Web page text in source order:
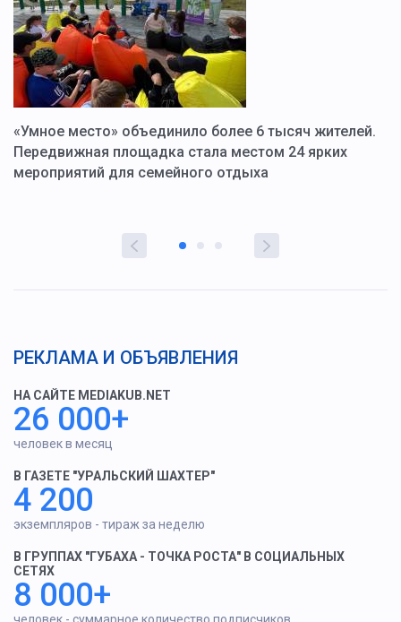
«Умное место» объединило более 6 тысяч жителей.
Передвижная площадка стала местом 24 ярких
мероприятий для семейного отдыха
РЕКЛАМА И ОБЪЯВЛЕНИЯ
НА САЙТЕ MEDIAKUB.NET
26 000+
человек в месяц
В ГАЗЕТЕ "УРАЛЬСКИЙ ШАХТЕР"
4 200
экземпляров - тираж за неделю
В ГРУППАХ "ГУБАХА - ТОЧКА РОСТА" В СОЦИАЛЬНЫХ
СЕТЯХ
8 000+